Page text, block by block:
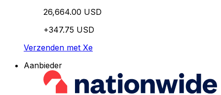
26,664.00 USD
+347.75 USD
Verzenden met Xe
Aanbieder